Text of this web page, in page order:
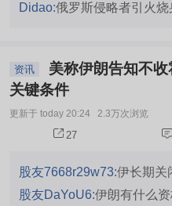
Didao:俄罗斯侵略者引火
资讯
关键条件
更新于 today 20:24 2.3万次浏览
27
股友7668r29w73:伊长期关
股友DaYoU6:伊朗有什么